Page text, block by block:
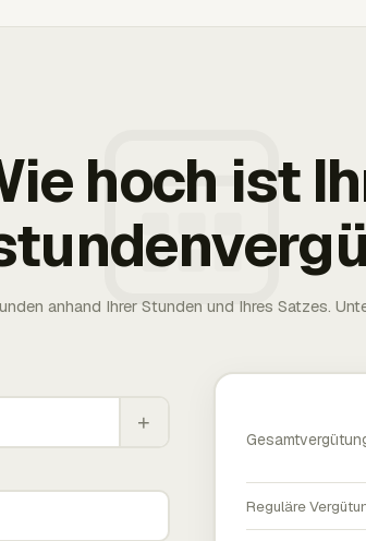
hoch ist
anhand Ihrer Stunden und Ihres Satzes.
+
Reguläre